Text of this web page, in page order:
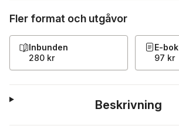
Fler format och utgåvor
Inbunden
280 kr
E-bok
97 kr
Beskrivning